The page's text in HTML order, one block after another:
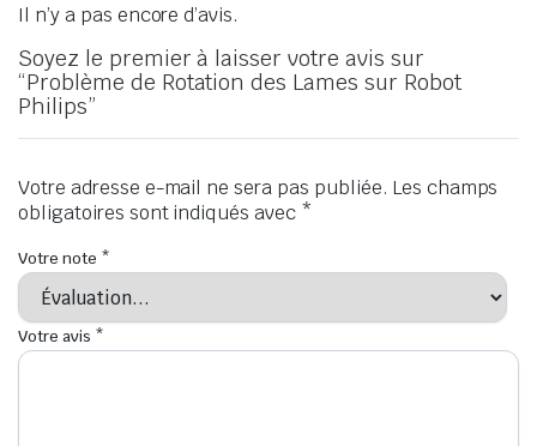
Il n’y a pas encore d’avis.
Soyez le premier à laisser votre avis sur
“Problème de Rotation des Lames sur Robot
Philips”
Votre adresse e-mail ne sera pas publiée. Les champs
obligatoires sont indiqués avec *
Votre note *
Votre avis *